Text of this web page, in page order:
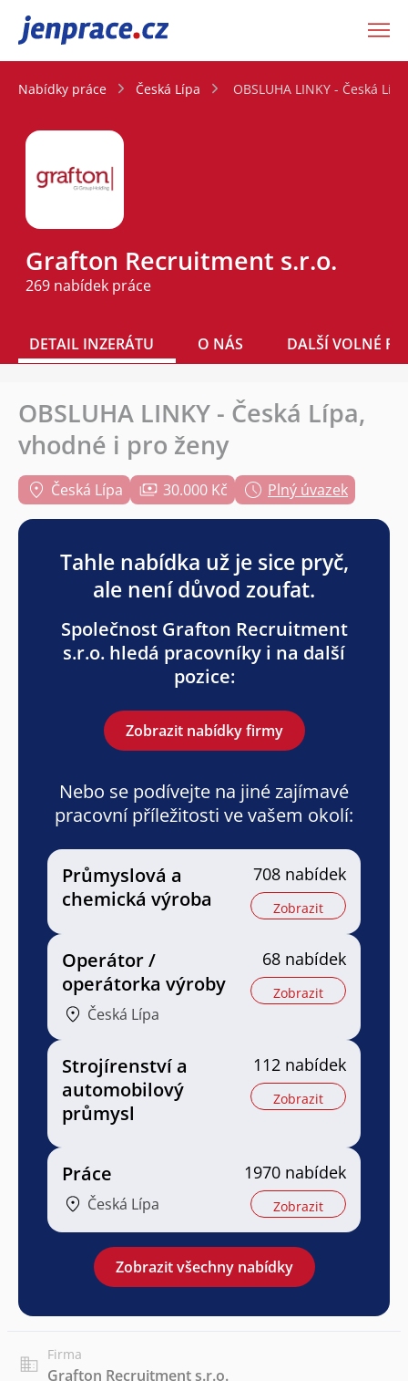
JenPráce.cz
Nabídky práce Česká Lípa OBSLUHA LINKY - Česká
Grafton Recruitment s.r.o.
269 nabídek práce
DETAIL INZERÁTU O NÁS DALŠÍ VOLNÉ
OBSLUHA LINKY - Česká Lípa,
vhodné i pro ženy
Česká Lípa 30.000 Kč Plný úvazek
Tahle nabídka už je sice pryč,
ale není důvod zoufat.
Společnost Grafton Recruitment
s.r.o. hledá pracovníky i na další
pozice:
Zobrazit nabídky firmy
Nebo se podívejte na jiné zajímavé
pracovní příležitosti ve vašem okolí:
Průmyslová a
chemická výroba
708 nabídek
Zobrazit
Operátor /
operátorka výroby
Česká Lípa
68 nabídek
Zobrazit
Strojírenství a
automobilový
průmysl
112 nabídek
Zobrazit
Práce
Česká Lípa
1970 nabídek
Zobrazit
Zobrazit všechny nabídky
Firma
Grafton Recruitment s.r.o.